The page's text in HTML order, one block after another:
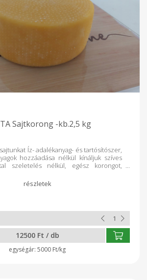
Sajtkorong -kb.2,5 kg
Íz- adalékanyag- és tartósítószer,
hozzáadása nélkül kínáljuk szíves
szeletelés nélkül, egész korongot,
hőkezelt nyers tehéntej, kultúra, oltó só
12500 Ft / db
5000 Ft/kg